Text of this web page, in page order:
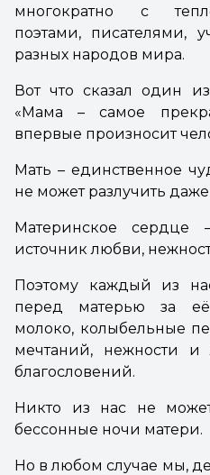
многократно с
поэтами, писателями,
разных народов мира.
Вот что сказал один
«Мама – самое
впервые произносит
Мать – единственное
не может разлучить
Материнское сердце
источник любви,
Поэтому каждый из
перед матерью за
молоко, колыбельные
мечтаний, нежности и
благословений.
Никто из нас не
бессонные ночи матери.
Но в любом случае мы,